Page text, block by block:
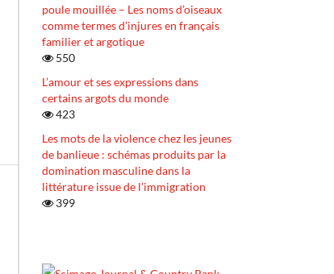
poule mouillée – Les noms d’oiseaux
comme termes d’injures en français
familier et argotique
550
L’amour et ses expressions dans
certains argots du monde
423
Les mots de la violence chez les jeunes
de banlieue : schémas produits par la
domination masculine dans la
littérature issue de l’immigration
399